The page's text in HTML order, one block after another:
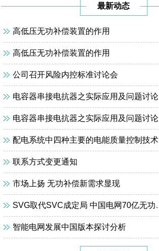
最新动态
高低压无功补偿装置的作用
高低压无功补偿装置的作用
公司召开风险内控标准讨论会
电容器串接电抗器之实际应用及问题讨论
电容器串接电抗器之实际应用及问题讨论
配电系统中四种主要的电能质量控制技术
联系方式变更通知
市场上扬 无功补偿新需求显现
SVG取代SVC成定局 中国电网70亿无功补偿市场待解
智能电网发展中国版本探讨分析